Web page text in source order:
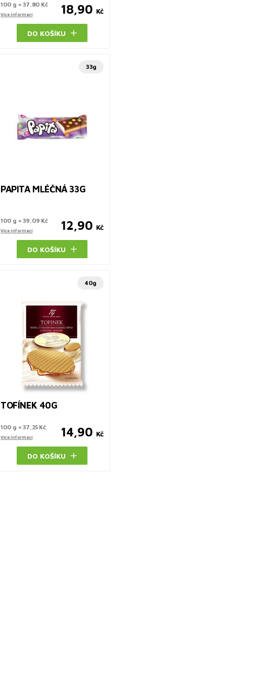
100 g = 37,80 Kč
Více informací 18,90 Kč
DO KOŠÍKU
33g
PAPITA MLÉČNÁ 33G
100 g = 39,09 Kč
Více informací 12,90 Kč
DO KOŠÍKU
40g
TOFÍNEK 40G
100 g = 37,25 Kč
Více informací 14,90 Kč
DO KOŠÍKU